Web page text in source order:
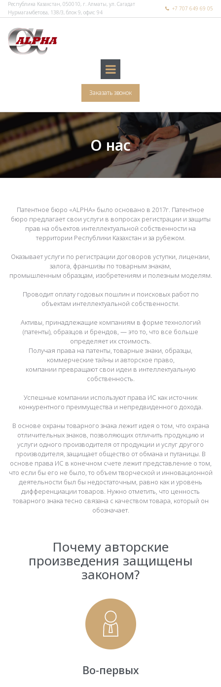
Республика Казахстан, 050010, г. Алматы, ул. Сагадат
Нурмагамбетова, 138/3, блок 9, офис 94
 +7 707 649 69 05
Заказать звонок
О нас
Патентное бюро «ALPHA» было основано в 2017г. Патентное
бюро предлагает свои услуги в вопросах регистрации и защиты
прав на объектов интеллектуальной собственности на
территории Республики Казахстан и за рубежом.
Оказывает услуги по регистрации договоров уступки, лицензии,
залога, франшизы по товарным знакам,
промышленным образцам, изобретениям и полезным моделям.
Проводит оплату годовых пошлин и поисковых работ по
объектам интеллектуальной собственности.
Активы, принадлежащие компаниям в форме технологий
(патенты), образцов и брендов, — это то, что все больше
определяет их стоимость.
Получая права на патенты, товарные знаки, образцы,
коммерческие тайны и авторское право,
компании превращают свои идеи в интеллектуальную
собственность.
Успешные компании используют права ИС как источник
конкурентного преимущества и непредвиденного дохода.
В основе охраны товарного знака лежит идея о том, что охрана
отличительных знаков, позволяющих отличить продукцию и
услуги одного производителя от продукции и услуг другого
производителя, защищает общество от обмана и путаницы. В
основе права ИС в конечном счете лежит представление о том,
что если бы его не было, то объем творческой и инновационной
деятельности был бы недостаточным, равно как и уровень
дифференциации товаров. Нужно отметить, что ценность
товарного знака тесно связана с качеством товара, который он
обозначает.
Почему авторские
произведения защищены
законом?
Во-первых